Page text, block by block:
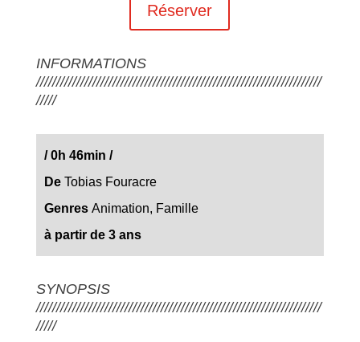
Réserver
INFORMATIONS
///////////////////////////////////////////////////////////////////////
/////
/0h 46min /
De Tobias Fouracre
Genres Animation, Famille
à partir de 3 ans
SYNOPSIS
///////////////////////////////////////////////////////////////////////
/////